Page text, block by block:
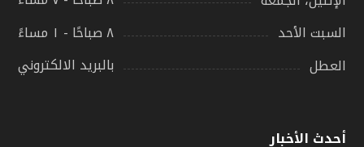
السبت الأحد
٨ صباحًا - ١ مساءً
العطل
بالبريد الالكتروني
أحدث الأخبار